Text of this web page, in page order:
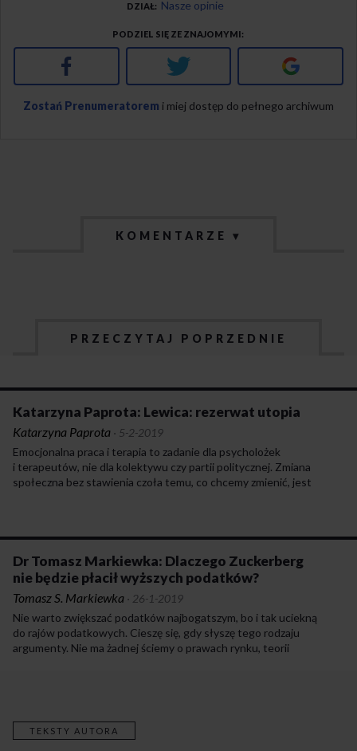
DZIAŁ Nasze opinie
PODZIEL SIĘ ZE ZNAJOMYMI
Facebook Twitter Google+
Zostań Prenumeratorem i miej dostęp do pełnego archiwum
KOMENTARZE ▾
PRZECZYTAJ POPRZEDNIE
Katarzyna Paprota: Lewica: rezerwat utopia
Katarzyna Paprota · 5-2-2019
Emocjonalna praca i terapia to zadanie dla psycholożek
i terapeutów, nie dla kolektywu czy partii politycznej. Zmiana
społeczna bez stawienia czoła temu, co chcemy zmienić, jest
Dr Tomasz Markiewka: Dlaczego Zuckerberg
nie będzie płacił wyższych podatków?
Tomasz S. Markiewka · 26-1-2019
Nie warto zwiększać podatków najbogatszym, bo i tak uciekną
do rajów podatkowych. Cieszę się, gdy słyszę tego rodzaju
argumenty. Nie ma żadnej ściemy o prawach rynku, teorii
TEKSTY AUTORA